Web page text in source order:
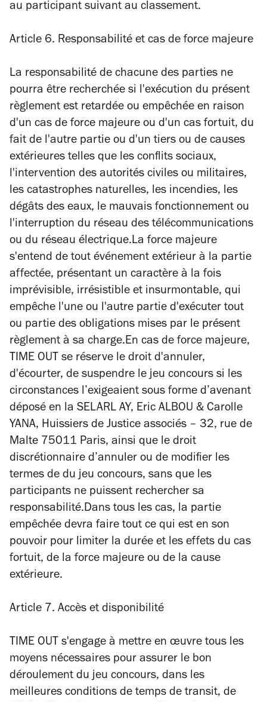
au participant suivant au classement.
Article 6. Responsabilité et cas de force majeure
La responsabilité de chacune des parties ne
pourra être recherchée si l'exécution du présent
règlement est retardée ou empêchée en raison
d'un cas de force majeure ou d'un cas fortuit, du
fait de l'autre partie ou d'un tiers ou de causes
extérieures telles que les conflits sociaux,
l'intervention des autorités civiles ou militaires,
les catastrophes naturelles, les incendies, les
dégâts des eaux, le mauvais fonctionnement ou
l'interruption du réseau des télécommunications
ou du réseau électrique.La force majeure
s'entend de tout événement extérieur à la partie
affectée, présentant un caractère à la fois
imprévisible, irrésistible et insurmontable, qui
empêche l'une ou l'autre partie d'exécuter tout
ou partie des obligations mises par le présent
règlement à sa charge.En cas de force majeure,
TIME OUT se réserve le droit d'annuler,
d'écourter, de suspendre le jeu concours si les
circonstances l’exigeaient sous forme d’avenant
déposé en la SELARL AY, Eric ALBOU & Carolle
YANA, Huissiers de Justice associés – 32, rue de
Malte 75011 Paris, ainsi que le droit
discrétionnaire d’annuler ou de modifier les
termes de du jeu concours, sans que les
participants ne puissent rechercher sa
responsabilité.Dans tous les cas, la partie
empêchée devra faire tout ce qui est en son
pouvoir pour limiter la durée et les effets du cas
fortuit, de la force majeure ou de la cause
extérieure.
Article 7. Accès et disponibilité
TIME OUT s'engage à mettre en œuvre tous les
moyens nécessaires pour assurer le bon
déroulement du jeu concours, dans les
meilleures conditions de temps de transit, de